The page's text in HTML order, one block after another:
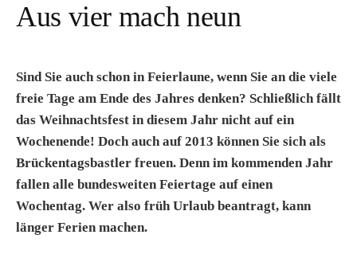
Aus vier mach neun
Sind Sie auch schon in Feierlaune, wenn Sie an die viele
freie Tage am Ende des Jahres denken? Schließlich fällt
das Weihnachtsfest in diesem Jahr nicht auf ein
Wochenende! Doch auch auf 2013 können Sie sich als
Brückentagsbastler freuen. Denn im kommenden Jahr
fallen alle bundesweiten Feiertage auf einen
Wochentag. Wer also früh Urlaub beantragt, kann
länger Ferien machen.